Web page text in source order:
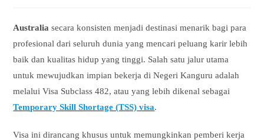
Australia secara konsisten menjadi destinasi menarik bagi para
profesional dari seluruh dunia yang mencari peluang karir lebih
baik dan kualitas hidup yang tinggi. Salah satu jalur utama
untuk mewujudkan impian bekerja di Negeri Kanguru adalah
melalui Visa Subclass 482, atau yang lebih dikenal sebagai
Temporary Skill Shortage (TSS) visa.
Visa ini dirancang khusus untuk memungkinkan pemberi kerja